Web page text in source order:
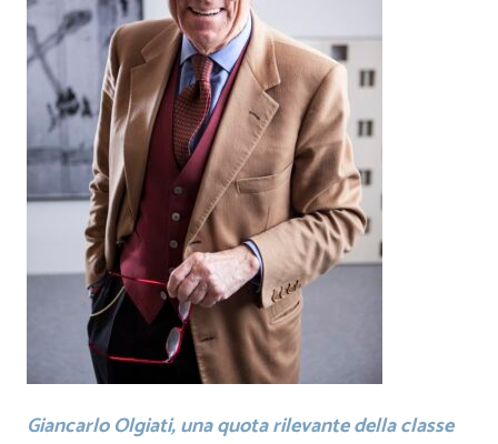
Giancarlo Olgiati, una quota rilevante della classe